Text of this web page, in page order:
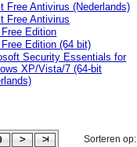
Free Antivirus (Nederlands)
Free Antivirus
Edition
Edition (64 bit)
Security Essentials for
XP/Vista/7 (64-bit
Sorteren op: